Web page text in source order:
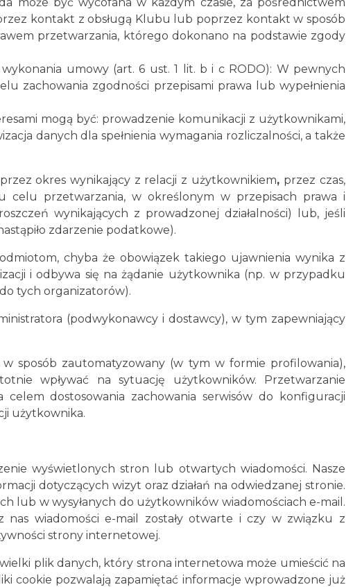
kontakt z obsługą Klubu lub poprzez kontakt w sposób
przetwarzania, którego dokonano na podstawie zgody
umowy (art. 6 ust. 1 lit. b i c RODO): W pewnych
zachowania zgodności przepisami prawa lub wypełnienia
mogą być: prowadzenie komunikacji z użytkownikami,
danych dla spełnienia wymagania rozliczalności, a także
okres wynikający z relacji z użytkownikiem, przez czas,
celu przetwarzania, w określonym w przepisach prawa i
wynikających z prowadzonej działalności) lub, jeśli
zdarzenie podatkowe).
chyba że obowiązek takiego ujawnienia wynika z
i odbywa się na żądanie użytkownika (np. w przypadku
tych organizatorów).
(podwykonawcy i dostawcy), w tym zapewniający
sposób zautomatyzowany (w tym w formie profilowania),
wpływać na sytuację użytkowników. Przetwarzanie
dostosowania zachowania serwisów do konfiguracji
użytkownika.
wyświetlonych stron lub otwartych wiadomości. Nasze
dotyczących wizyt oraz działań na odwiedzanej stronie.
lub w wysyłanych do użytkowników wiadomościach e-mail.
nas wiadomości e-mail zostały otwarte i czy w związku z
strony internetowej.
plik danych, który strona internetowa może umieścić na
cookie pozwalają zapamiętać informacje wprowadzone już